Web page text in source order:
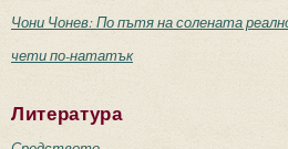
Чони Чонев: По пътя на солената
чети по-нататък
Литература